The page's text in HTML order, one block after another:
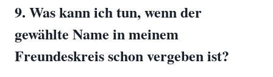
9. Was​ kann ich ⁣tun, ⁤wenn‌ der
gewählte Name in meinem
Freundeskreis schon ⁢vergeben ist?